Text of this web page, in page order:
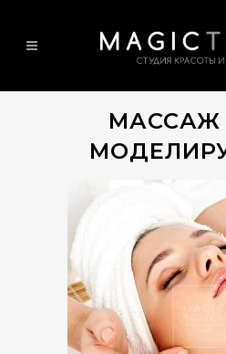
МАССАЖ